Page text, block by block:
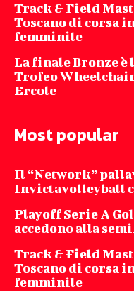
Track & Field
Toscano di corsa
femminile
La finale Bronze è
Trofeo
Ercole
Most popular
Il “Network”
Invictavolleyball
Playoff Serie A
accedono alla
Track & Field
Toscano di corsa
femminile